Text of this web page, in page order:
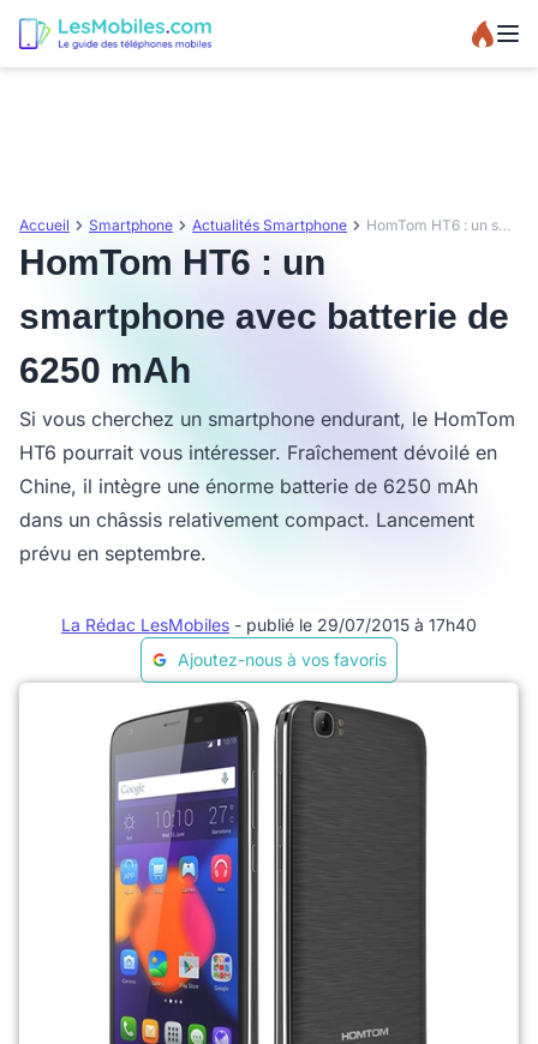
Accueil Smartphone Actualités Smartphone HomTom HT6 : un smartphone avec batterie de 6250 mAh
HomTom HT6 : un
smartphone avec batterie de
6250 mAh
Si vous cherchez un smartphone endurant, le HomTom
HT6 pourrait vous intéresser. Fraîchement dévoilé en
Chine, il intègre une énorme batterie de 6250 mAh
dans un châssis relativement compact. Lancement
prévu en septembre.
La Rédac LesMobiles - publié le 29/07/2015 à 17h40
Ajoutez-nous à vos favoris